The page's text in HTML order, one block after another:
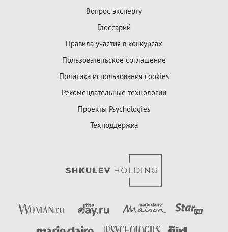
Вопрос эксперту
Глоссарий
Правила участия в конкурсах
Пользовательское соглашение
Политика использования cookies
Рекомендательные технологии
Проекты Psychologies
Техподдержка